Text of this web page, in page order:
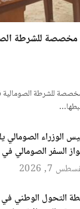
للشرطة
للشرطة
الوزراء الصومالي
السفر الصومالي
7, 2026
التحول الوطني